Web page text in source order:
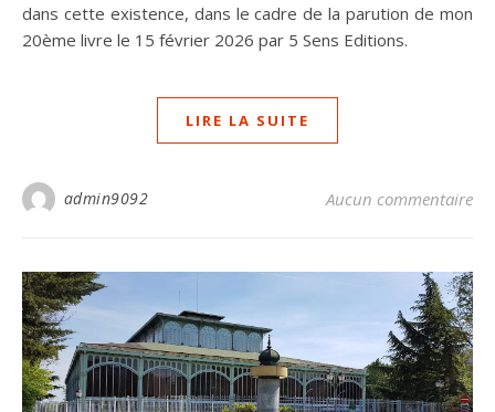
dans cette existence, dans le cadre de la parution de mon
20ème livre le 15 février 2026 par 5 Sens Editions.
LIRE LA SUITE
admin9092 Aucun commentaire